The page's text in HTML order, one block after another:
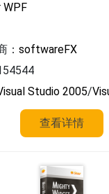
WPF
： softwareFX
Studio 2005/
查看详情